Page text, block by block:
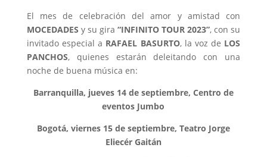
El mes de celebración del amor y amistad con
MOCEDADES y su gira “INFINITO TOUR 2023”, con su
invitado especial a RAFAEL BASURTO, la voz de LOS
PANCHOS, quienes estarán deleitando con una
noche de buena música en:
Barranquilla, jueves 14 de septiembre, Centro de
eventos Jumbo
Bogotá, viernes 15 de septiembre, Teatro Jorge
Eliecér Gaitán